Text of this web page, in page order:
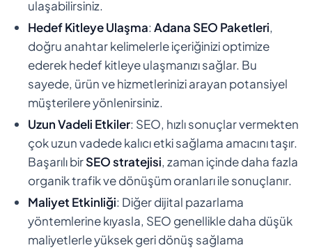
ulaşabilirsiniz.
Hedef Kitleye Ulaşma: Adana SEO Paketleri,
doğru anahtar kelimelerle içeriğinizi optimize
ederek hedef kitleye ulaşmanızı sağlar. Bu
sayede, ürün ve hizmetlerinizi arayan potansiyel
müşterilere yönlenirsiniz.
Uzun Vadeli Etkiler: SEO, hızlı sonuçlar vermekten
çok uzun vadede kalıcı etki sağlama amacını taşır.
Başarılı birSEO stratejisi, zaman içinde daha fazla
organik trafik ve dönüşüm oranları ile sonuçlanır.
Maliyet Etkinliği: Diğer dijital pazarlama
yöntemlerine kıyasla, SEO genellikle daha düşük
maliyetlerle yüksek geri dönüş sağlama